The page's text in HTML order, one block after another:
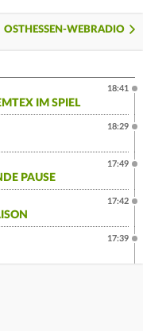
OSTHESSEN-WEBRADIO
IM SPIEL
18:41
18:29
PAUSE
17:49
17:42
17:39